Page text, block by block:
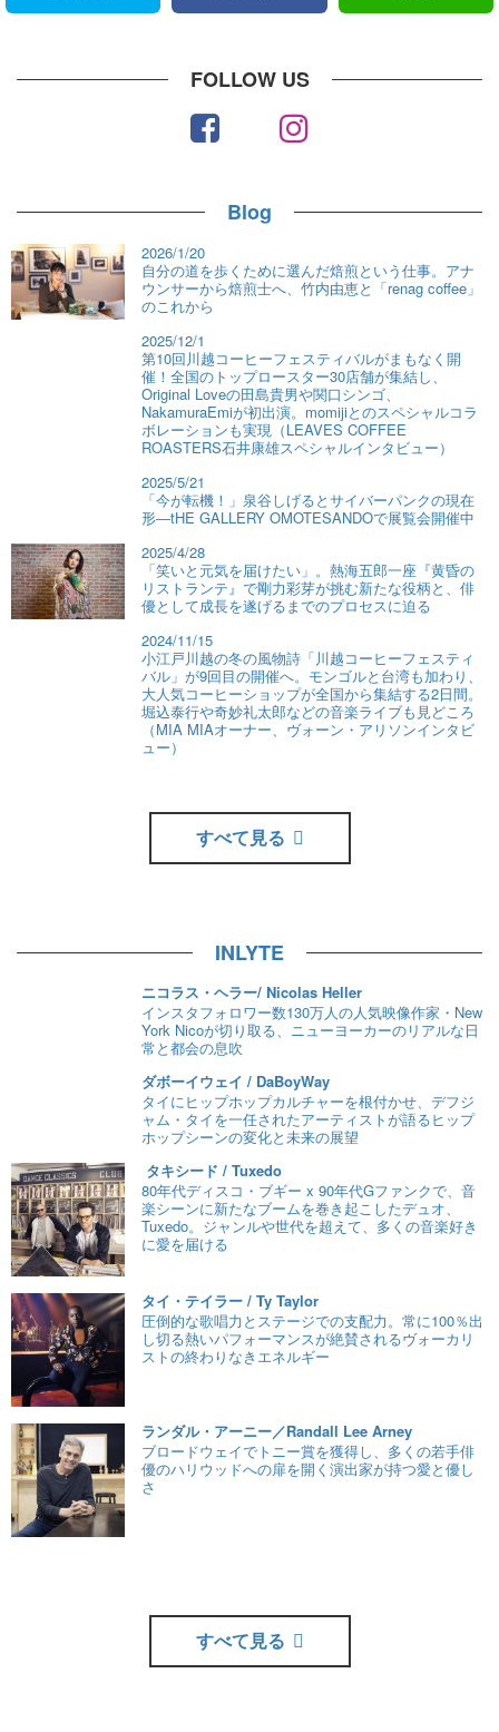
FOLLOW US
Blog
2026/1/20
自分の道を歩くために選んだ焙煎という仕事。アナ
ウンサーから焙煎士へ、竹内由恵と「renag coffee」
のこれから
2025/12/1
第10回川越コーヒーフェスティバルがまもなく開
催！全国のトップロースター30店舗が集結し、
Original Loveの田島貴男や関口シンゴ、
NakamuraEmiが初出演。momijiとのスペシャルコラ
ボレーションも実現（LEAVES COFFEE
ROASTERS石井康雄スペシャルインタビュー）
2025/5/21
「今が転機！」泉谷しげるとサイバーパンクの現在
形―tHE GALLERY OMOTESANDOで展覧会開催中
2025/4/28
「笑いと元気を届けたい」。熱海五郎一座『黄昏の
リストランテ』で剛力彩芽が挑む新たな役柄と、俳
優として成長を遂げるまでのプロセスに迫る
2024/11/15
小江戸川越の冬の風物詩「川越コーヒーフェスティ
バル」が9回目の開催へ。モンゴルと台湾も加わり、
大人気コーヒーショップが全国から集結する2日間。
堀込泰行や奇妙礼太郎などの音楽ライブも見どころ
（MIA MIAオーナー、ヴォーン・アリソンインタビ
ュー）
すべて見る
INLYTE
ニコラス・ヘラー/ Nicolas Heller
インスタフォロワー数130万人の人気映像作家・New
York Nicoが切り取る、ニューヨーカーのリアルな日
常と都会の息吹
ダボーイウェイ / DaBoyWay
タイにヒップホップカルチャーを根付かせ、デフジ
ャム・タイを一任されたアーティストが語るヒップ
ホップシーンの変化と未来の展望
タキシード / Tuxedo
80年代ディスコ・ブギー x 90年代Gファンクで、音
楽シーンに新たなブームを巻き起こしたデュオ、
Tuxedo。ジャンルや世代を超えて、多くの音楽好き
に愛を届ける
タイ・テイラー / Ty Taylor
圧倒的な歌唱力とステージでの支配力。常に100％出
し切る熱いパフォーマンスが絶賛されるヴォーカリ
ストの終わりなきエネルギー
ランダル・アーニー／Randall Lee Arney
ブロードウェイでトニー賞を獲得し、多くの若手俳
優のハリウッドへの扉を開く演出家が持つ愛と優し
さ
すべて見る